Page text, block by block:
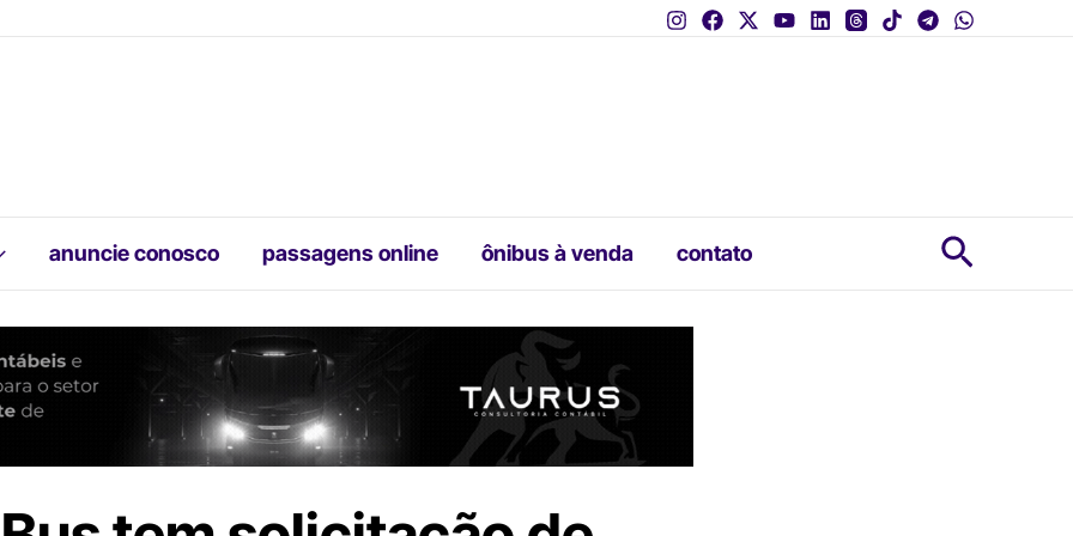
anuncie conosco passagens online ônibus à venda contato